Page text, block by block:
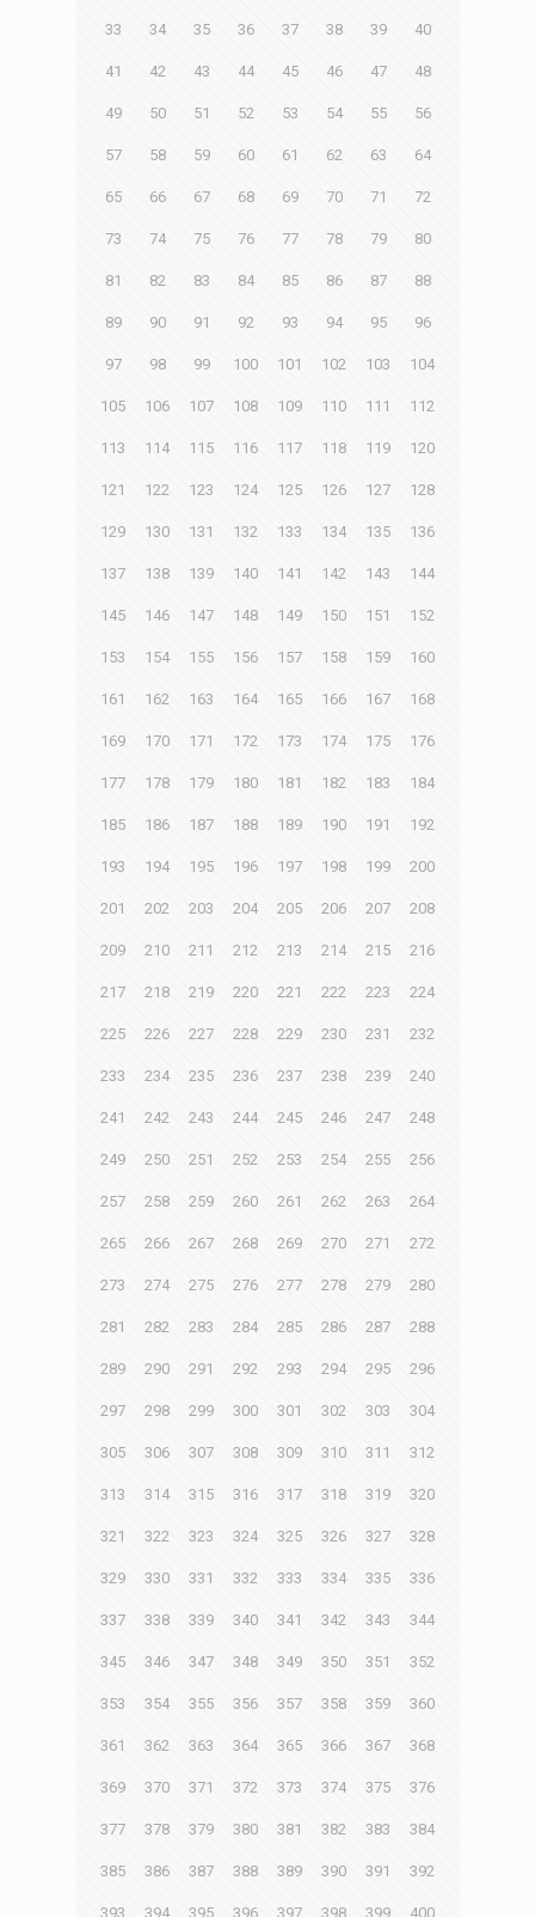
33 34 35 36 37 38 39 40
41 42 43 44 45 46 47 48
49 50 51 52 53 54 55 56
57 58 59 60 61 62 63 64
65 66 67 68 69 70 71 72
73 74 75 76 77 78 79 80
81 82 83 84 85 86 87 88
89 90 91 92 93 94 95 96
97 98 99 100 101 102 103 104
105 106 107 108 109 110 111 112
113 114 115 116 117 118 119 120
121 122 123 124 125 126 127 128
129 130 131 132 133 134 135 136
137 138 139 140 141 142 143 144
145 146 147 148 149 150 151 152
153 154 155 156 157 158 159 160
161 162 163 164 165 166 167 168
169 170 171 172 173 174 175 176
177 178 179 180 181 182 183 184
185 186 187 188 189 190 191 192
193 194 195 196 197 198 199 200
201 202 203 204 205 206 207 208
209 210 211 212 213 214 215 216
217 218 219 220 221 222 223 224
225 226 227 228 229 230 231 232
233 234 235 236 237 238 239 240
241 242 243 244 245 246 247 248
249 250 251 252 253 254 255 256
257 258 259 260 261 262 263 264
265 266 267 268 269 270 271 272
273 274 275 276 277 278 279 280
281 282 283 284 285 286 287 288
289 290 291 292 293 294 295 296
297 298 299 300 301 302 303 304
305 306 307 308 309 310 311 312
313 314 315 316 317 318 319 320
321 322 323 324 325 326 327 328
329 330 331 332 333 334 335 336
337 338 339 340 341 342 343 344
345 346 347 348 349 350 351 352
353 354 355 356 357 358 359 360
361 362 363 364 365 366 367 368
369 370 371 372 373 374 375 376
377 378 379 380 381 382 383 384
385 386 387 388 389 390 391 392
393 394 395 396 397 398 399 400